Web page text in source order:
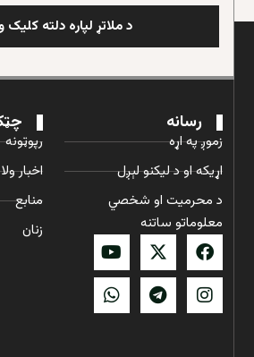
د ملاتړ لپاره دلته کلیک
رسانه
زموږ په اړه
اړیکه او د لیکنو لېږل
د محرمیت او شخصي
معلوماتو ساتنه
رپوټونه
اخبار
منابع
زنان